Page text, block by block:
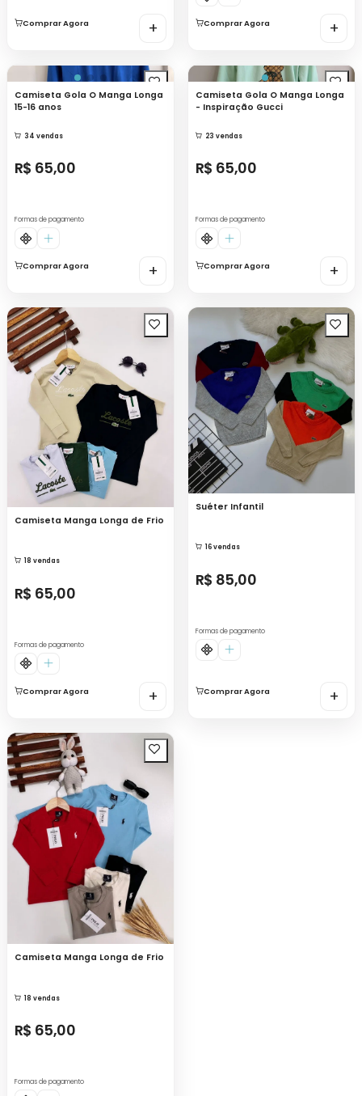
Comprar Agora + Comprar Agora +
Camiseta Gola O Manga Longa
15-16 anos
34 vendas
R$ 65,00
Formas de pagamento
Comprar Agora +
Camiseta Gola O Manga Longa
- Inspiração Gucci
23 vendas
R$ 65,00
Formas de pagamento
Comprar Agora +
Camiseta Manga Longa de Frio
18 vendas
R$ 65,00
Formas de pagamento
Comprar Agora +
Suéter Infantil
16 vendas
R$ 85,00
Formas de pagamento
Comprar Agora +
Camiseta Manga Longa de Frio
18 vendas
R$ 65,00
Formas de pagamento